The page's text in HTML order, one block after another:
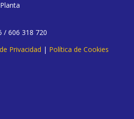
/ 606 318 720
Privacidad | Política de Cookies